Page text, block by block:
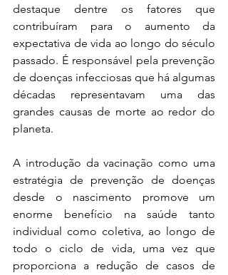
destaque dentre os fatores que
contribuíram para o aumento da
expectativa de vida ao longo do século
passado. É responsável pela prevenção
de doenças infecciosas que há algumas
décadas representavam uma das
grandes causas de morte ao redor do
planeta.
A introdução da vacinação como uma
estratégia de prevenção de doenças
desde o nascimento promove um
enorme benefício na saúde tanto
individual como coletiva, ao longo de
todo o ciclo de vida, uma vez que
proporciona a redução de casos de